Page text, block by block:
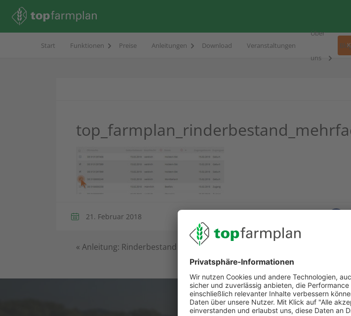
Start Funktionen Preise Anleitungen Download Veranstaltungen
Über
uns
21. Februar 2018
« Anleitung: Rinderbestand an HIT melden!